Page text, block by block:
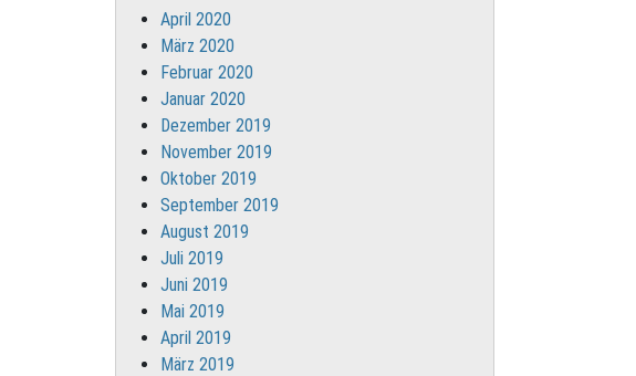
April 2020
März 2020
Februar 2020
Januar 2020
Dezember 2019
November 2019
Oktober 2019
September 2019
August 2019
Juli 2019
Juni 2019
Mai 2019
April 2019
März 2019